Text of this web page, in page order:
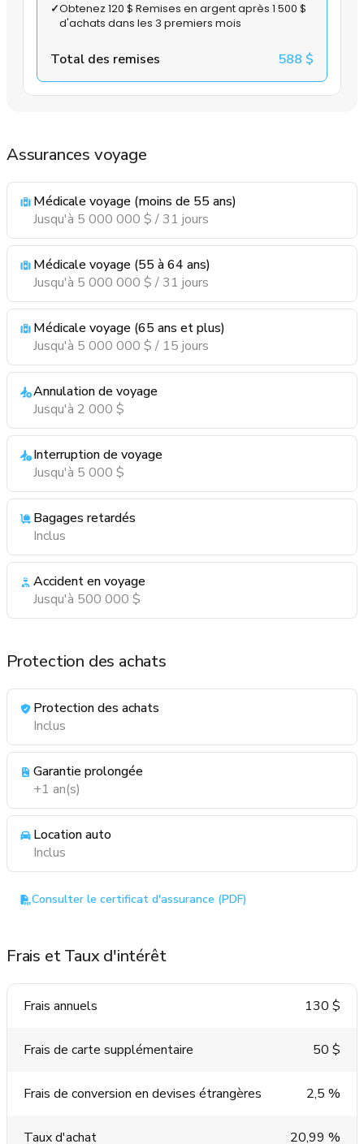
✓Obtenez 120 $ Remises en argent après 1 500 $
d'achats dans les 3 premiers mois
Total des remises 588 $
Assurances voyage
Médicale voyage (moins de 55 ans)
Jusqu'à 5 000 000 $ / 31 jours
Médicale voyage (55 à 64 ans)
Jusqu'à 5 000 000 $ / 31 jours
Médicale voyage (65 ans et plus)
Jusqu'à 5 000 000 $ / 15 jours
Annulation de voyage
Jusqu'à 2 000 $
Interruption de voyage
Jusqu'à 5 000 $
Bagages retardés
Inclus
Accident en voyage
Jusqu'à 500 000 $
Protection des achats
Protection des achats
Inclus
Garantie prolongée
+1 an(s)
Location auto
Inclus
Consulter le certificat d'assurance (PDF)
Frais et Taux d'intérêt
Frais annuels 130 $
Frais de carte supplémentaire 50 $
Frais de conversion en devises étrangères 2,5 %
Taux d'achat 20,99 %